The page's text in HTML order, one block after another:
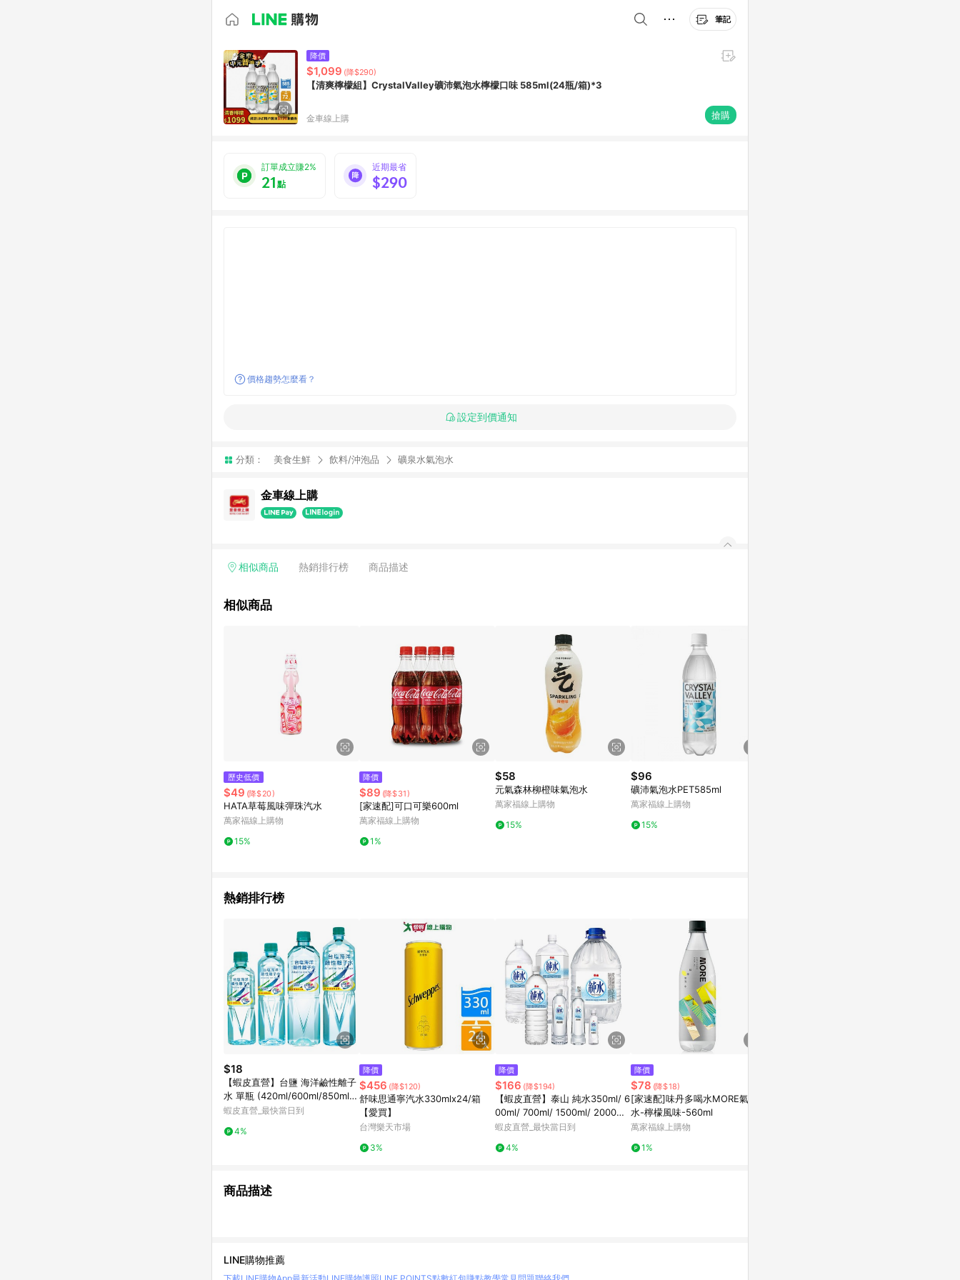
筆記
降價
$1,099 (降$290)
【清爽檸檬組】CrystalValley礦沛氣泡水檸檬口味 585ml(24瓶/箱)*3
金車線上購 搶購
訂單成立賺2%
21點
近期最省
$290
價格趨勢怎麼看？
設定到價通知
分類： 美食生鮮 飲料/沖泡品 礦泉水氣泡水
金車線上購
相似商品 熱銷排行榜 商品描述
相似商品
歷史低價
$49 (降$20)
HATA草莓風味彈珠汽水
萬家福線上購物
15%
降價
$89 (降$31)
[家速配]可口可樂600ml
萬家福線上購物
1%
$58
元氣森林柳橙味氣泡水
萬家福線上購物
15%
$96
礦沛氣泡水PET585ml
萬家福線上購物
15%
熱銷排行榜
$18
【蝦皮直營】台鹽 海洋鹼性離子
水 單瓶 (420ml/600ml/850ml/1
500ml) 鹼性水 礦泉水
蝦皮直營_最快當日到
4%
降價
$456 (降$120)
舒味思通寧汽水330mlx24/箱
【愛買】
台灣樂天市場
3%
降價
$166 (降$194)
【蝦皮直營】泰山 純水350ml/ 6
00ml/ 700ml/ 1500ml/ 2000ml/
箱 多款可選
蝦皮直營_最快當日到
4%
降價
$78 (降$18)
[家速配]味丹多喝水MORE氣泡
水-檸檬風味-560ml
萬家福線上購物
1%
商品描述
LINE購物推薦